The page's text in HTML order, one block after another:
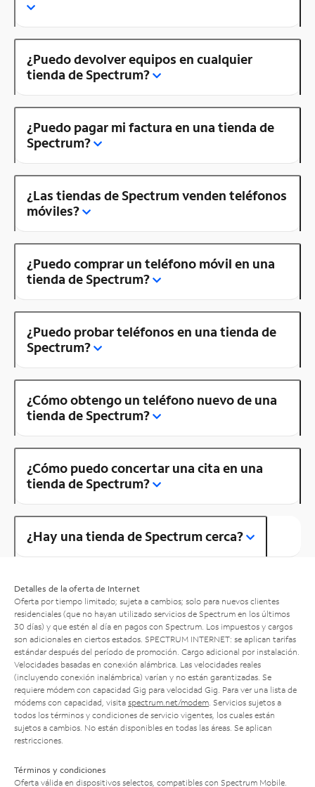
¿Puedo devolver equipos en cualquier
tienda de Spectrum?
¿Puedo pagar mi factura en una tienda de
Spectrum?
¿Las tiendas de Spectrum venden teléfonos
móviles?
¿Puedo comprar un teléfono móvil en una
tienda de Spectrum?
¿Puedo probar teléfonos en una tienda de
Spectrum?
¿Cómo obtengo un teléfono nuevo de una
tienda de Spectrum?
¿Cómo puedo concertar una cita en una
tienda de Spectrum?
¿Hay una tienda de Spectrum cerca?
Detalles de la oferta de Internet
Oferta por tiempo limitado; sujeta a cambios; solo para nuevos clientes
residenciales (que no hayan utilizado servicios de Spectrum en los últimos
30 días) y que estén al día en pagos con Spectrum. Los impuestos y cargos
son adicionales en ciertos estados. SPECTRUM INTERNET: se aplican tarifas
estándar después del período de promoción. Cargo adicional por instalación.
Velocidades basadas en conexión alámbrica. Las velocidades reales
(incluyendo conexión inalámbrica) varían y no están garantizadas. Se
requiere módem con capacidad Gig para velocidad Gig. Para ver una lista de
módems con capacidad, visita spectrum.net/modem . Servicios sujetos a
todos los términos y condiciones de servicio vigentes, los cuales están
sujetos a cambios. No están disponibles en todas las áreas. Se aplican
restricciones.
Términos y condiciones
Oferta válida en dispositivos selectos, compatibles con Spectrum Mobile.